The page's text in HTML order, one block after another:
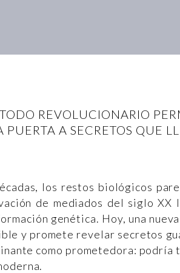
REVOLUCIONARIO
PUERTA A SECRETOS QUE
los restos biológicos
de mediados del siglo
genética. Hoy, una
y promete revelar secretos
como prometedora: